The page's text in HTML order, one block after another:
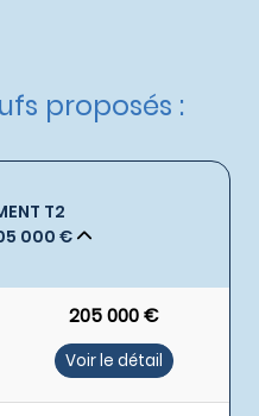
proposés :
T2
000 €
205 000 €
Voir le détail